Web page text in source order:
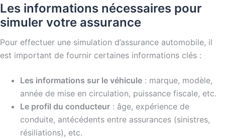
Les informations nécessaires pour
simuler votre assurance
Pour effectuer une simulation d’assurance automobile, il
est important de fournir certaines informations clés :
Les informations sur le véhicule : marque, modèle,
année de mise en circulation, puissance fiscale, etc.
Le profil du conducteur : âge, expérience de
conduite, antécédents entre assurances (sinistres,
résiliations), etc.